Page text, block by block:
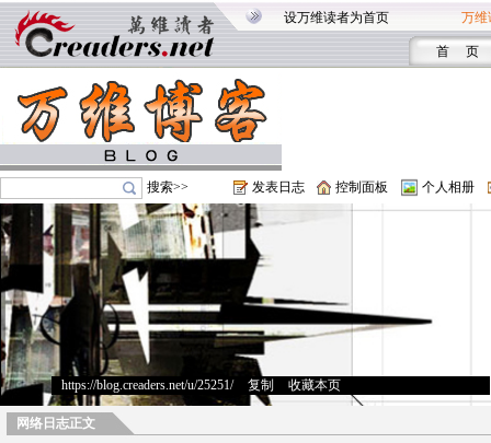
设万维读者为首页 万维
首 页
搜索>> 发表日志 控制面板 个人相册
https://blog.creaders.net/u/25251/> 复制 收藏本页
网络日志正文